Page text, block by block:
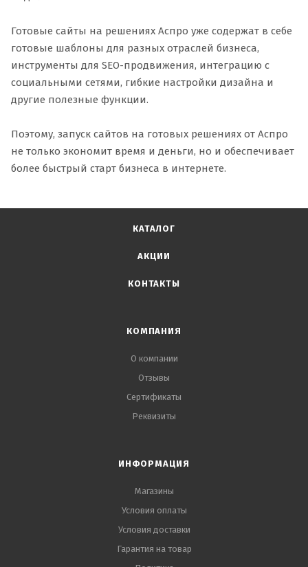
Готовые сайты на решениях Аспро уже содержат в себе
готовые шаблоны для разных отраслей бизнеса,
инструменты для SEO-продвижения, интеграцию с
социальными сетями, гибкие настройки дизайна и
другие полезные функции.
Поэтому, запуск сайтов на готовых решениях от Аспро
не только экономит время и деньги, но и обеспечивает
более быстрый старт бизнеса в интернете.
КАТАЛОГ
АКЦИИ
КОНТАКТЫ
КОМПАНИЯ
О компании
Отзывы
Сертификаты
Реквизиты
ИНФОРМАЦИЯ
Магазины
Условия оплаты
Условия доставки
Гарантия на товар